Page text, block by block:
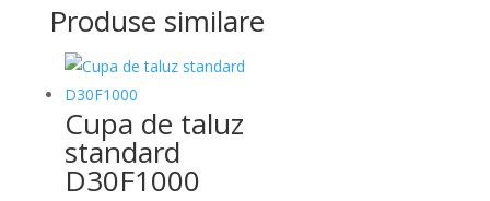
Produse similare
Cupa de taluz
standard
D30F1000